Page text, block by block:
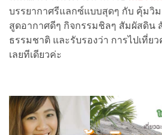
บรรยากาศรีแลกซ์แบบสุดๆ กับ คุ้มวิม
สูดอากาศดีๆ กิจกรรมชิลๆ สัมผัสดิน
ธรรมชาติ และรับรองว่า การไปเที่ย
เลยทีเดียวค่ะ